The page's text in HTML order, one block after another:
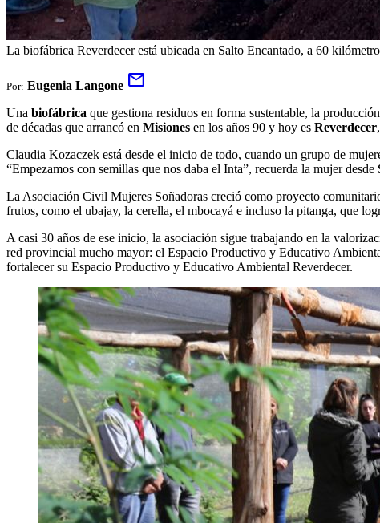
La biofábrica Reverdecer está ubicada en Salto Encantado, a 60
Por: Eugenia Langone mail
Una biofábrica que gestiona residuos en forma sustentable, la
de décadas que arrancó en Misiones en los años 90 y hoy es Reverdecer
Claudia Kozaczek está desde el inicio de todo, cuando un grupo de
“Empezamos con semillas que nos daba el Inta”, recuerda la mujer desde
La Asociación Civil Mujeres Soñadoras creció como proyecto
frutos, como el ubajay, la cerella, el mbocayá e incluso la pitanga, que
A casi 30 años de ese inicio, la asociación sigue trabajando en la
red provincial mucho mayor: el Espacio Productivo y Educativo
fortalecer su Espacio Productivo y Educativo Ambiental Reverdecer.